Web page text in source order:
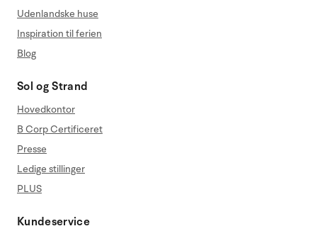
Udenlandske huse
Inspiration til ferien
Blog
Sol og Strand
Hovedkontor
B Corp Certificeret
Presse
Ledige stillinger
PLUS
Kundeservice